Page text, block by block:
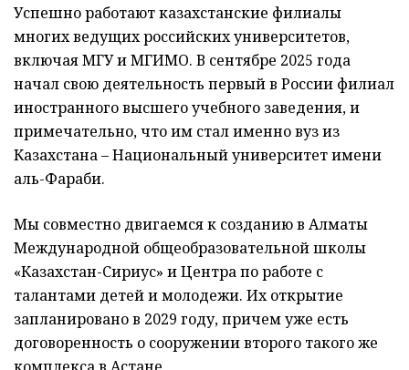
Успешно работают казахстанские филиалы
многих ведущих российских университетов,
включая МГУ и МГИМО. В сентябре 2025 года
начал свою деятельность первый в России филиал
иностранного высшего учебного заведения, и
примечательно, что им стал именно вуз из
Казахстана – Национальный университет имени
аль-Фараби.
Мы совместно двигаемся к созданию в Алматы
Международной общеобразовательной школы
«Казахстан-Сириус» и Центра по работе с
талантами детей и молодежи. Их открытие
запланировано в 2029 году, причем уже есть
договоренность о сооружении второго такого же
комплекса в Астане.